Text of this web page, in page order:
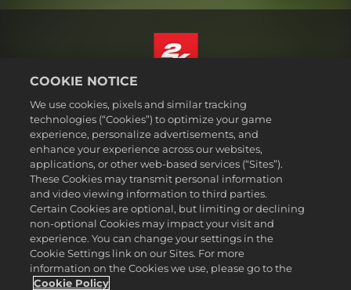
Mentions légales
Politique de confidentialité
Politique sur les cookies
Support
Ne pas vendre ou partager mes informations personnelles
Suivi et remboursement de commande
Partenaires publicitaires 2K
©2016-2026 Take-Two Interactive Software Inc. 2K, Firaxis Games,
Civilization, and their respective logos are trademarks of Take-Two
Français
COOKIE NOTICE
We use cookies, pixels and similar tracking
technologies (“Cookies”) to optimize your game
experience, personalize advertisements, and
enhance your experience across our websites,
applications, or other web-based services (“Sites”).
These Cookies may transmit personal information
and video viewing information to third parties.
Certain Cookies are optional, but limiting or declining
non-optional Cookies may impact your visit and
experience. You can change your settings in the
Cookie Settings link on our Sites. For more
information on the Cookies we use, please go to the
Cookie Policy